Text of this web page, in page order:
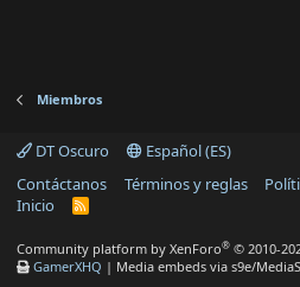
Miembros
DT Oscuro
Español (ES)
Contáctanos
Términos y reglas
Inicio
R
Community platform by XenForo® © 2010-
GamerXHQ | Media embeds via s9e/